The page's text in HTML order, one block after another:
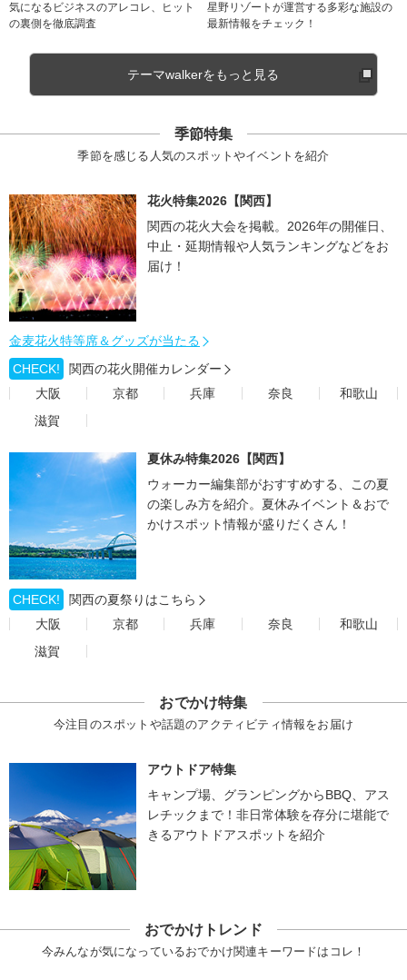
気になるビジネスのアレコレ、ヒット
の裏側を徹底調査
星野リゾートが運営する多彩な施設の
最新情報をチェック！
テーマwalkerをもっと見る
季節特集
季節を感じる人気のスポットやイベントを紹介
花火特集2026【関西】
関西の花火大会を掲載。2026年の開催日、
中止・延期情報や人気ランキングなどをお
届け！
金麦花火特等席＆グッズが当たる
CHECK!
関西の花火開催カレンダー
大阪
京都 兵庫 奈良
和歌山
滋賀
夏休み特集2026【関西】
ウォーカー編集部がおすすめする、この夏
の楽しみ方を紹介。夏休みイベント＆おで
かけスポット情報が盛りだくさん！
CHECK!
関西の夏祭りはこちら
大阪
京都 兵庫 奈良
和歌山
滋賀
おでかけ特集
今注目のスポットや話題のアクティビティ情報をお届け
アウトドア特集
キャンプ場、グランピングからBBQ、アス
レチックまで！非日常体験を存分に堪能で
きるアウトドアスポットを紹介
おでかけトレンド
今みんなが気になっているおでかけ関連キーワードはコレ！